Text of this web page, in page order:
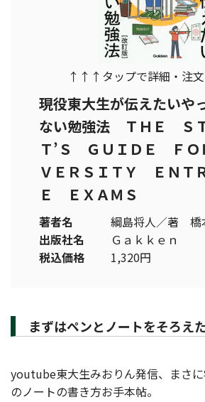
↑↑↑タップで詳細・注
現役東大生が伝えたいや
ない勉強法 ＴＨＥ Ｓ
Ｔ’Ｓ ＧＵＩＤＥ Ｆ
ＶＥＲＳＩＴＹ ＥＮＴ
Ｅ ＥＸＡＭＳ
著者名
綱島将人／著 橋
出版社名
Ｇａｋｋｅｎ
税込価格
1,320円
まずはペンとノートをそろえ
youtube東大生みおりん発信、まさ
のノートの書き方お手本帖。